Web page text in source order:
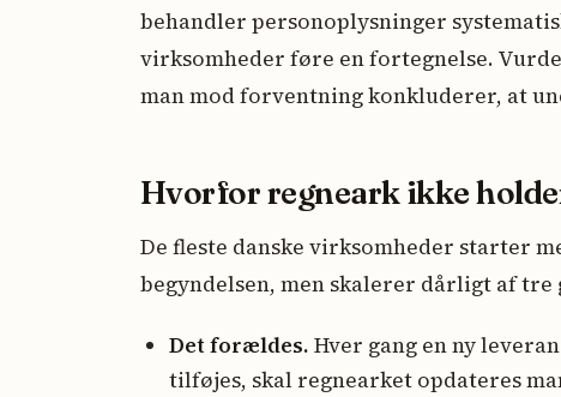
behandler personoplysninger
virksomheder føre en fortegnelse.
man mod forventning konkluderer, at
Hvorfor regneark ikke
De fleste danske virksomheder starter
begyndelsen, men skalerer dårligt af tre
Det forældes. Hver gang en ny
tilføjes, skal regnearket opdateres